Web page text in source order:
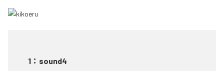
1 ： sound4